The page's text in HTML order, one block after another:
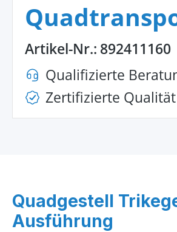
Artikel-Nr.: 892411160
Qualifizierte
Zertifizierte Qualität
Quadgestell
Ausführung